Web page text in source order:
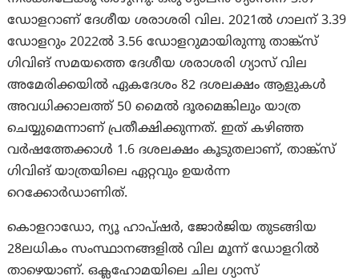
ഡോളറാണ് ദേശീയ ശരാശരി വില. 2021ൽ ഗാലന് 3.39
ഡോളറും 2022ൽ 3.56 ഡോളറുമായിരുന്നു താങ്ക്സ്
ഗിവിങ് സമയത്തെ ദേശീയ ശരാശരി ഗ്യാസ് വില
അമേരിക്കയിൽ ഏകദേശം 82 ദശലക്ഷം ആളുകൾ
അവധിക്കാലത്ത് 50 മൈൽ ദൂരമെങ്കിലും യാത്ര
ചെയ്യുമെന്നാണ് പ്രതീക്ഷിക്കുന്നത്. ഇത് കഴിഞ്ഞ
വർഷത്തേക്കാൾ 1.6 ദശലക്ഷം കൂടുതലാണ്, താങ്ക്സ്
ഗിവിങ് യാത്രയിലെ ഏറ്റവും ഉയർന്ന
റെക്കോർഡാണിത്.
കൊളറാഡോ, ന്യൂ ഹാപ്ഷർ, ജോർജിയ തുടങ്ങിയ
28ലധികം സംസ്ഥാനങ്ങളിൽ വില മൂന്ന് ഡോളറിൽ
താഴെയാണ്. ഒക്ലഹോമയിലെ ചില ഗ്യാസ്